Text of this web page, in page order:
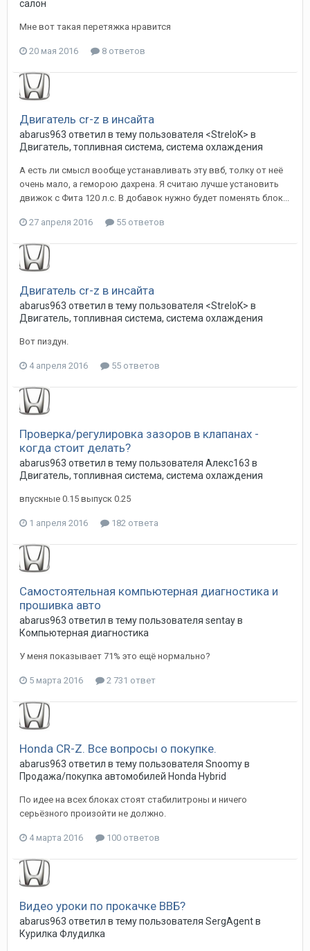
салон
Мне вот такая перетяжка нравится
20 мая 2016 8 ответов
Двигатель сr-z в инсайта
abarus963 ответил в тему пользователя <StreloK> в
Двигатель, топливная система, система охлаждения
А есть ли смысл вообще устанавливать эту ввб, толку от неё
очень мало, а геморою дахрена. Я считаю лучше установить
движок с Фита 120 л.с. В добавок нужно будет поменять блок...
27 апреля 2016 55 ответов
Двигатель сr-z в инсайта
abarus963 ответил в тему пользователя <StreloK> в
Двигатель, топливная система, система охлаждения
Вот пиздун.
4 апреля 2016 55 ответов
Проверка/регулировка зазоров в клапанах -
когда стоит делать?
abarus963 ответил в тему пользователя Алекс163 в
Двигатель, топливная система, система охлаждения
впускные 0.15 выпуск 0.25
1 апреля 2016 182 ответа
Самостоятельная компьютерная диагностика и
прошивка авто
abarus963 ответил в тему пользователя sentayв
Компьютерная диагностика
У меня показывает 71% это ещё нормально?
5 марта 2016 2 731 ответ
Honda CR-Z. Все вопросы о покупке.
abarus963 ответил в тему пользователя Snoomyв
Продажа/покупка автомобилей Honda Hybrid
По идее на всех блоках стоят стабилитроны и ничего
серьёзного произойти не должно.
4 марта 2016 100 ответов
Видео уроки по прокачке ВВБ?
abarus963 ответил в тему пользователя SergAgentв
Курилка Флудилка